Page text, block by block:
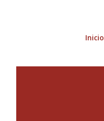
Inicio